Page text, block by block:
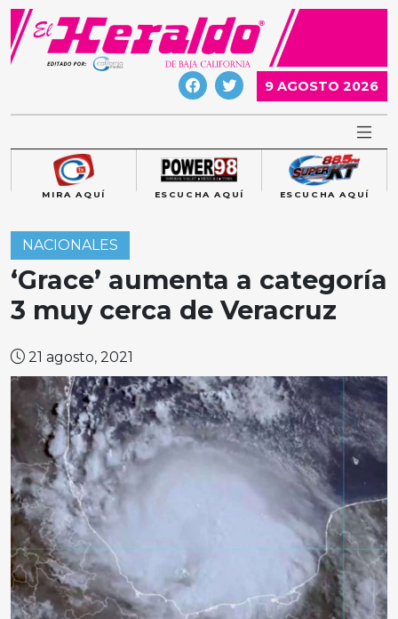
Skip
content
9 AGOSTO 2026
MIRA AQUÍ ESCUCHA AQUÍ ESCUCHA AQUÍ
NACIONALES
‘Grace’ aumenta a categoría
3 muy cerca de Veracruz
21 agosto, 2021